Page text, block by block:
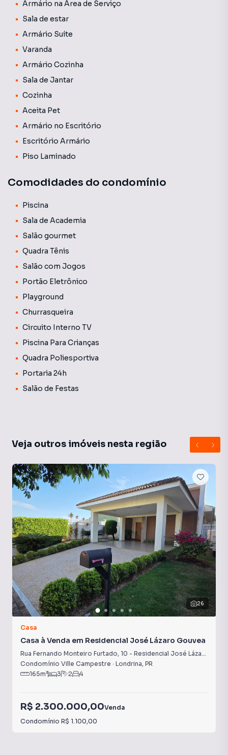
Armário na Área de Serviço
Sala de estar
Armário Suíte
Varanda
Armário Cozinha
Sala de Jantar
Cozinha
Aceita Pet
Armário no Escritório
Escritório Armário
Piso Laminado
Comodidades do condomínio
Piscina
Sala de Academia
Salão gourmet
Quadra Tênis
Salão com Jogos
Portão Eletrônico
Playground
Churrasqueira
Circuito Interno TV
Piscina Para Crianças
Quadra Poliesportiva
Portaria 24h
Salão de Festas
Veja outros imóveis nesta região
26
Casa
Casa à Venda em Residencial José Lázaro Gouvea
Rua Fernando Monteiro Furtado, 10 - Residencial José Lázaro Gouvea
Condomínio Ville Campestre · Londrina, PR
165m² 3 2 4
R$ 2.300.000,00Venda
Condomínio R$ 1.100,00